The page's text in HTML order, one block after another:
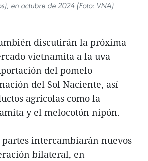
en octubre de 2024 (Foto: VNA)
discutirán la próxima
vietnamita a la uva
del pomelo
del Sol Naciente, así
agrícolas como la
y el melocotón nipón.
partes intercambiarán nuevos
bilateral, en